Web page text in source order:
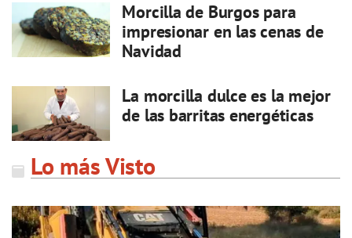
Morcilla de Burgos para
impresionar en las cenas de
Navidad
La morcilla dulce es la mejor
de las barritas energéticas
Lo más Visto